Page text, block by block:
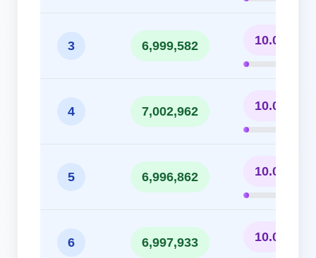
3 6,999,582 10.00%
4 7,002,962 10.00%
5 6,996,862 10.00%
6 6,997,933 10.00%